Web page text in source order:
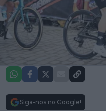
Siga-nos no Google!